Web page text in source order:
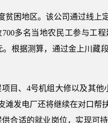
困地区。该公司通过线上
多名当地农民工参与工
根据测算，通过金上川藏
目、4号机组大修以及其他
发电厂还将继续在对口帮
合适的就业岗位，实现可